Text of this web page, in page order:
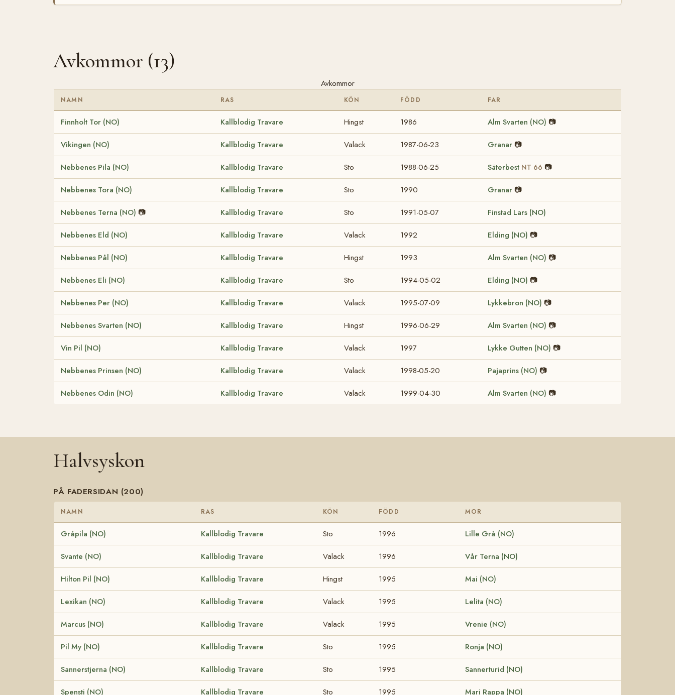
Avkommor (13)
Avkommor
NAMN RAS KÖN FÖDD FAR
Finnholt Tor (NO) Kallblodig Travare Hingst 1986 Alm Svarten (NO) 📷
Vikingen (NO) Kallblodig Travare Valack 1987-06-23 Granar 📷
Nebbenes Pila (NO) Kallblodig Travare Sto 1988-06-25 Säterbest NT 66 📷
Nebbenes Tora (NO) Kallblodig Travare Sto 1990 Granar 📷
Nebbenes Terna (NO) 📷 Kallblodig Travare Sto 1991-05-07 Finstad Lars (NO)
Nebbenes Eld (NO) Kallblodig Travare Valack 1992 Elding (NO) 📷
Nebbenes Pål (NO) Kallblodig Travare Hingst 1993 Alm Svarten (NO) 📷
Nebbenes Eli (NO) Kallblodig Travare Sto 1994-05-02 Elding (NO) 📷
Nebbenes Per (NO) Kallblodig Travare Valack 1995-07-09 Lykkebron (NO) 📷
Nebbenes Svarten (NO) Kallblodig Travare Hingst 1996-06-29 Alm Svarten (NO) 📷
Vin Pil (NO) Kallblodig Travare Valack 1997 Lykke Gutten (NO) 📷
Nebbenes Prinsen (NO) Kallblodig Travare Valack 1998-05-20 Pajaprins (NO) 📷
Nebbenes Odin (NO) Kallblodig Travare Valack 1999-04-30 Alm Svarten (NO) 📷
Halvsyskon
PÅ FADERSIDAN (200)
NAMN RAS KÖN FÖDD MOR
Gråpila (NO) Kallblodig Travare Sto 1996 Lille Grå (NO)
Svante (NO) Kallblodig Travare Valack 1996 Vår Terna (NO)
Hilton Pil (NO) Kallblodig Travare Hingst 1995 Mai (NO)
Lexikan (NO) Kallblodig Travare Valack 1995 Lelita (NO)
Marcus (NO) Kallblodig Travare Valack 1995 Vrenie (NO)
Pil My (NO) Kallblodig Travare Sto 1995 Ronja (NO)
Sannerstjerna (NO) Kallblodig Travare Sto 1995 Sannerturid (NO)
Spensti (NO) Kallblodig Travare Sto 1995 Mari Rappa (NO)